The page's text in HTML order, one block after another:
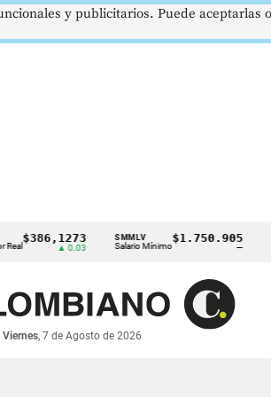
▲ 0.03
SMMLV
Salario Mínimo
$1.750.905 BRENT
Petróleo
Viernes, 7 de Agosto de 2026
y publicitarios. Puede aceptarlas